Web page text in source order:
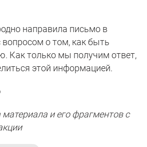
направила письмо в
вопросом о том, как быть
Как только мы получим ответ,
этой информацией.
и его фрагментов с